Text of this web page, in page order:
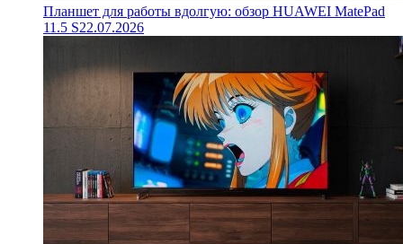
Планшет для работы вдолгую: обзор HUAWEI MatePad
11.5 S22.07.2026